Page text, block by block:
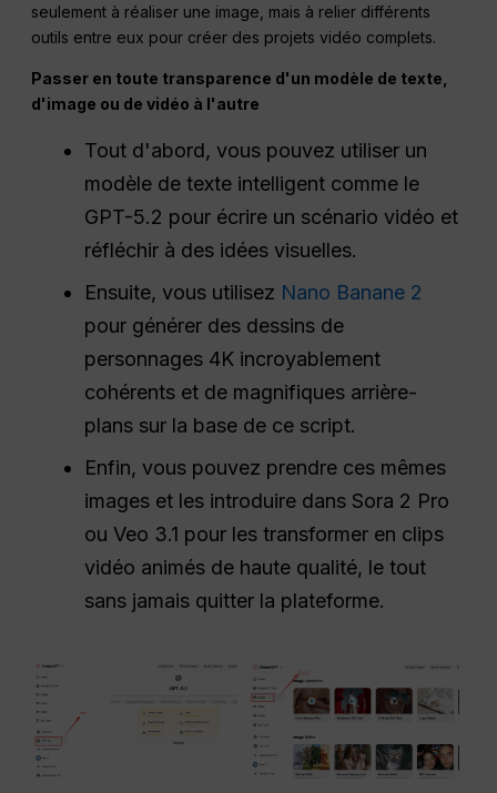
seulement à réaliser une image, mais à relier différents
outils entre eux pour créer des projets vidéo complets.
Passer en toute transparence d'un modèle de texte,
d'image ou de vidéo à l'autre
Tout d'abord, vous pouvez utiliser un
modèle de texte intelligent comme le
GPT-5.2 pour écrire un scénario vidéo et
réfléchir à des idées visuelles.
Ensuite, vous utilisez Nano Banane 2
pour générer des dessins de
personnages 4K incroyablement
cohérents et de magnifiques arrière-
plans sur la base de ce script.
Enfin, vous pouvez prendre ces mêmes
images et les introduire dans Sora 2 Pro
ou Veo 3.1 pour les transformer en clips
vidéo animés de haute qualité, le tout
sans jamais quitter la plateforme.